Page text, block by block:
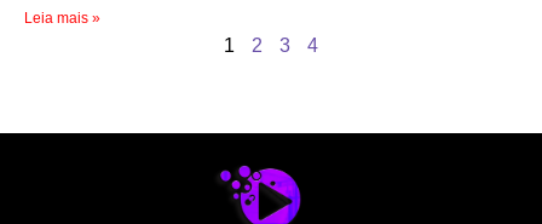
Leia mais »
1 2 3 4